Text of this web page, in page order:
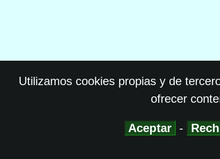
Utilizamos cookies propias y de
ofrecer
Aceptar -